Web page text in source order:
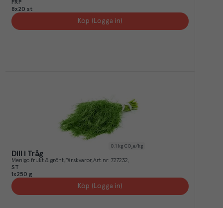
FRP
8x20 st
Köp (Logga in)
0.1 kg CO₂e/kg
Dill i Tråg
Menigo frukt & grönt Färskvaror Art.nr. 727232
ST
1x250 g
Köp (Logga in)